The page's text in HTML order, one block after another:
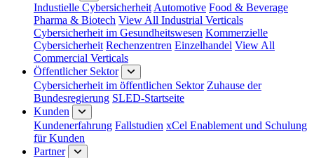
Industielle Cybersicherheit Automotive Food & Beverage
Pharma & Biotech View All Industrial Verticals
Cybersicherheit im Gesundheitswesen Kommerzielle
Cybersicherheit Rechenzentren Einzelhandel View All
Commercial Verticals
Öffentlicher Sektor
Cybersicherheit im öffentlichen Sektor Zuhause der
Bundesregierung SLED-Startseite
Kunden
Kundenerfahrung Fallstudien xCel Enablement und Schulung
für Kunden
Partner